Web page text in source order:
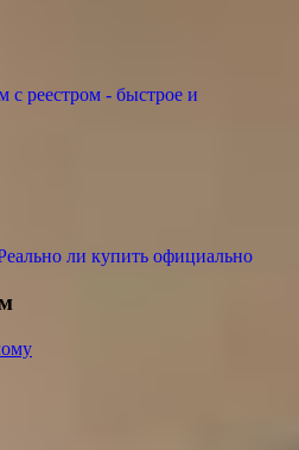
реестром - быстрое и
ли купить официально